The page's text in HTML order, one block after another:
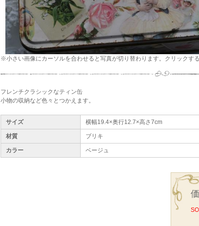
※小さい画像にカーソルを合わせると写真が切り替わります。クリックす
フレンチクラシックなティン缶
小物の収納など色々とつかえます。
サイズ 横幅19.4×奥行12.7×高さ7cm
材質 ブリキ
カラー ベージュ